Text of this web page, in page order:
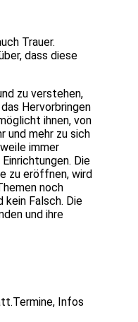
Trauer.
dass diese
zu verstehen,
Hervorbringen
ihnen, von
und mehr zu sich
immer
Die
zu eröffnen, wird
noch
kein Falsch. Die
und ihre
Infos